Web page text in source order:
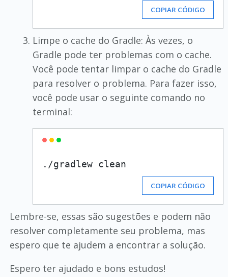
COPIAR CÓDIGO
Limpe o cache do Gradle: Às vezes, o
Gradle pode ter problemas com o cache.
Você pode tentar limpar o cache do Gradle
para resolver o problema. Para fazer isso,
você pode usar o seguinte comando no
terminal:
COPIAR CÓDIGO
Lembre-se, essas são sugestões e podem não
resolver completamente seu problema, mas
espero que te ajudem a encontrar a solução.
Espero ter ajudado e bons estudos!